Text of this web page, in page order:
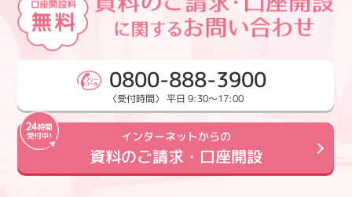
0800-888-3900
〈受付時間〉 平日 9:30～17:00
インターネットからの
資料のご請求・口座開設